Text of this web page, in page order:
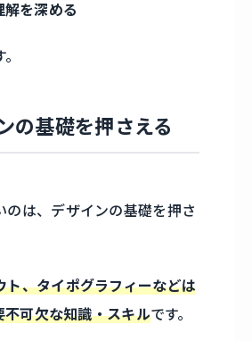
解を深める
の基礎を押さえる
のは、デザインの基礎を押さ
ト、タイポグラフィーなどは
可欠な知識・スキルです。